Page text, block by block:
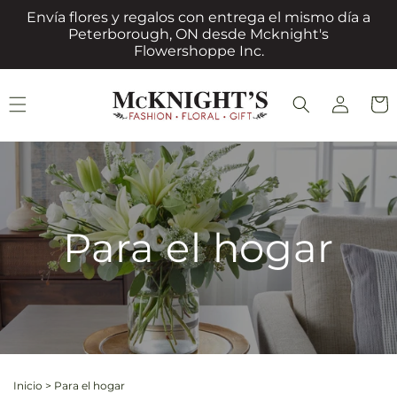
directamente
al contenido
Envía flores y regalos con entrega el mismo día a
Peterborough, ON desde Mcknight's
Flowershoppe Inc.
Iniciar
sesión
Para el hogar
Inicio > Para el hogar